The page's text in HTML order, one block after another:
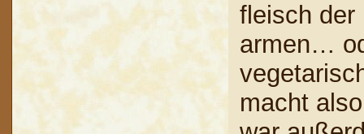
fleisch der
armen…
macht